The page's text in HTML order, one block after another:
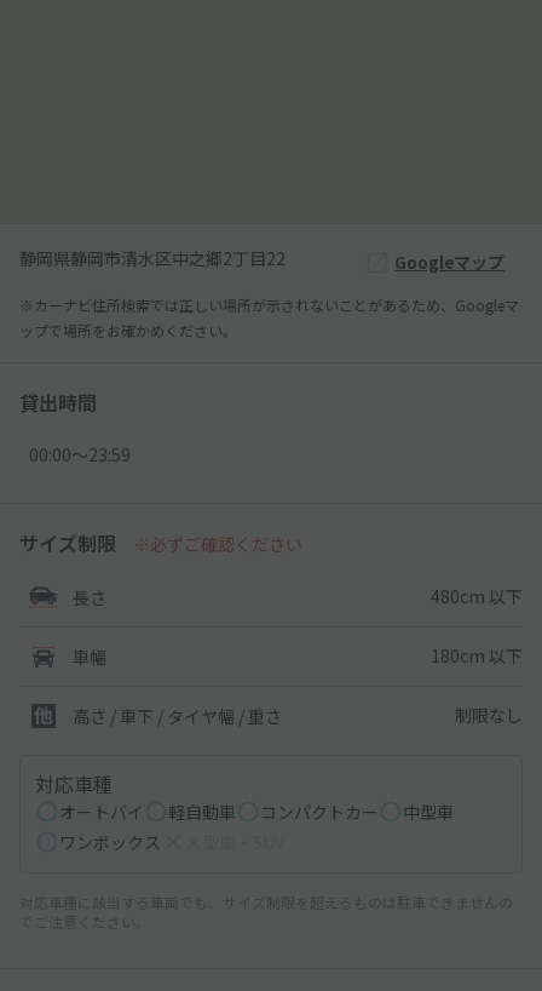
静岡県静岡市清水区中之郷2丁目22 Googleマップ
※カーナビ住所検索では正しい場所が示されないことがあるため、Googleマ
ップで場所をお確かめください。
貸出時間
00:00〜23:59
サイズ制限 ※必ずご確認ください
長さ 480cm 以下
車幅 180cm 以下
高さ / 車下 / タイヤ幅 / 重さ 制限なし
対応車種
オートバイ 軽自動車 コンパクトカー
中型車
ワンボックス
対応車種に該当する車両でも、サイズ制限を超えるものは駐車できませんの
でご注意ください。